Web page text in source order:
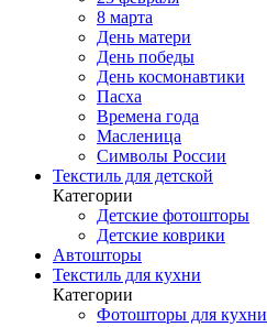
8 марта
День матери
День победы
День космонавтики
Пасха
Времена года
Масленица
Символы России
Текстиль для детской
Категории
Детские фотошторы
Детские коврики
Автошторы
Текстиль для кухни
Категории
Фотошторы для кухни